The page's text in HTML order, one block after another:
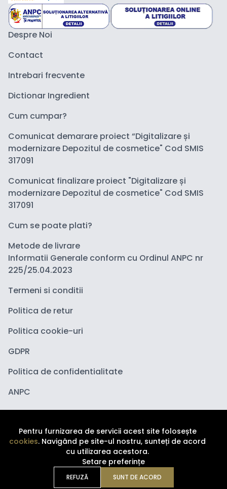
Despre Noi
Contact
Intrebari frecvente
Dictionar Ingredient
Cum cumpar?
Comunicat demarare proiect “Digitalizare și
modernizare Depozitul de cosmetice" Cod SMIS
317091
Comunicat finalizare proiect "Digitalizare și
modernizare Depozitul de cosmetice" Cod SMIS
317091
Cum se poate plati?
Metode de livrare
Informatii Generale conform cu Ordinul ANPC nr
225/25.04.2023
Termeni si conditii
Politica de retur
Politica cookie-uri
GDPR
Politica de confidentialitate
ANPC
Copyright ©2026Depozituldecosmetice.ro. Toate
drepturile sunt rezervate.
Pentru furnizarea de servicii acest site folosește
cookies. Navigând pe site-ul nostru, sunteți de acord
cu utilizarea acestora.
Setare preferințe
REFUZĂ SUNT DE ACORD